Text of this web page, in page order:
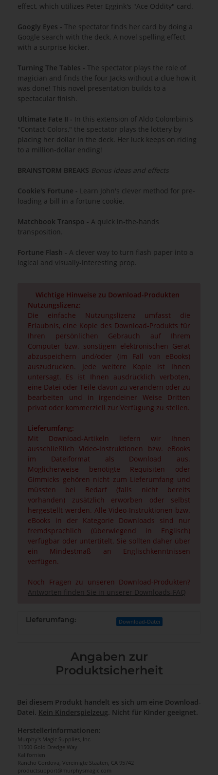
effect, which utilizes Peter Eggink's "Ace Oddity" card.
Googly Eyes - The spectator finds her card by doing a
Google search with the deck. A novel spelling effect
with a surprise kicker.
Turning The Tables - The spectator plays the role of
magician and finds the four Jacks without a clue how it
was done! This novel presentation builds to a
spectacular finish.
Ultimate Fate II - In this extension of Aldo Colombini's
"Contact Colors," the spectator plays the lottery by
placing her dollar in the deck. Her luck keeps on riding
to a million-dollar ending!
BRAINSTORM BREAKS Bonus ideas and effects
Cookie's Fortune - Learn John's clever method for pre-
loading a bill in a fortune cookie.
Matchbook Transpo - A quick in-the-hands
transposition.
Fortune Flash - A clever way to turn flash paper into a
logical and visually-interesting prop.
Wichtige Hinweise zu Download-Produkten
Nutzungslizenz:
Die einfache Nutzungslizenz umfasst die
Erlaubnis, eine Kopie des Download-Produkts für
Ihren persönlichen Gebrauch auf Ihrem
Computer bzw. sonstigem elektronischen Gerät
abzuspeichern und/oder (im Fall von eBooks)
auszudrucken. Jede weitere Kopie ist Ihnen
untersagt. Es ist Ihnen ausdrücklich verboten,
eine Datei oder Teile davon zu verändern oder zu
bearbeiten und in irgendeiner Weise Dritten
privat oder kommerziell zur Verfügung zu stellen.
Lieferumfang:
Mit Download-Artikeln liefern wir Ihnen
ausschließlich Video-Instruktionen bzw. eBooks
im Dateiformat als Download aus.
Möglicherweise benötigte Requisiten oder
Gimmicks gehören nicht zum Lieferumfang und
müssten bei Bedarf (falls nicht bereits
vorhanden) zusätzlich erworben oder selbst
hergestellt werden. Alle Video-Instruktionen bzw.
eBooks in der Kategorie Downloads sind nur
fremdsprachlich (überwiegend in Englisch)
verfügbar oder untertitelt. Sie sollten daher über
ein Mindestmaß an Englischkenntnissen
verfügen.
Noch Fragen zu unseren Download-Produkten?
Antworten finden Sie in unserer Downloads-FAQ
Lieferumfang: Download-Datei
Angaben zur
Produktsicherheit
Bei diesem Produkt handelt es sich um eine Download-
Datei. Kein Kinderspielzeug. Nicht für Kinder geeignet.
Herstellerinformationen:
Murphy's Magic Supplies, Inc.
11500 Gold Dredge Way
Kalifornien
Rancho Cordova, Vereinigte Staaten, CA 95742
productsupport@murphysmagic.com